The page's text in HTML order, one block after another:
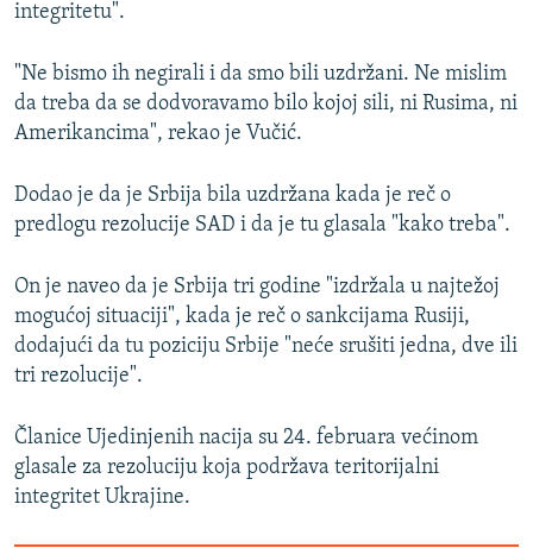
integritetu".
"Ne bismo ih negirali i da smo bili uzdržani. Ne mislim
da treba da se dodvoravamo bilo kojoj sili, ni Rusima, ni
Amerikancima", rekao je Vučić.
Dodao je da je Srbija bila uzdržana kada je reč o
predlogu rezolucije SAD i da je tu glasala "kako treba".
On je naveo da je Srbija tri godine "izdržala u najtežoj
mogućoj situaciji", kada je reč o sankcijama Rusiji,
dodajući da tu poziciju Srbije "neće srušiti jedna, dve ili
tri rezolucije".
Članice Ujedinjenih nacija su 24. februara većinom
glasale za rezoluciju koja podržava teritorijalni
integritet Ukrajine.